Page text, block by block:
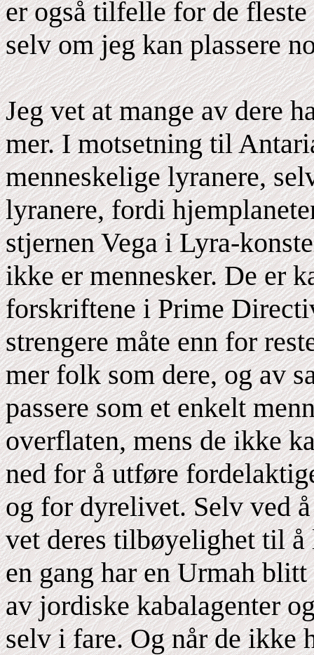
er også tilfelle for de
selv om jeg kan plassere
Jeg vet at mange av dere
mer. I motsetning til
menneskelige lyranere,
lyranere, fordi
stjernen Vega i Lyra-
ikke er mennesker. De er
forskriftene i Prime
strengere måte enn for
mer folk som dere, og av
passere som et enkelt
overflaten, mens de ikke
ned for å utføre
og for dyrelivet. Selv ved
vet deres tilbøyelighet til å
en gang har en Urmah
av jordiske kabalagenter
selv i fare. Og når de ikke